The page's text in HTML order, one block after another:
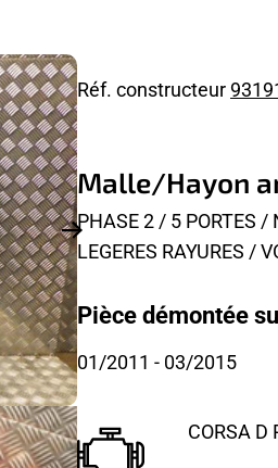
Réf. constructeur
Malle/Hayon
PHASE 2 / 5 PORTES /
LEGERES RAYURES /
Pièce démontée
01/2011 - 03/2015
CORSA D